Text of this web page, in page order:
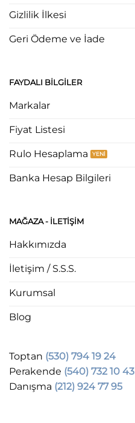
Gizlilik İlkesi
Geri Ödeme ve İade
FAYDALI BILGILER
Markalar
Fiyat Listesi
Rulo Hesaplama
Banka Hesap Bilgileri
MAĞAZA - ILETIŞIM
Hakkımızda
İletişim / S.S.S.
Kurumsal
Blog
Toptan (530) 794 19 24
Perakende (540) 732 10 43
Danışma (212) 924 77 95